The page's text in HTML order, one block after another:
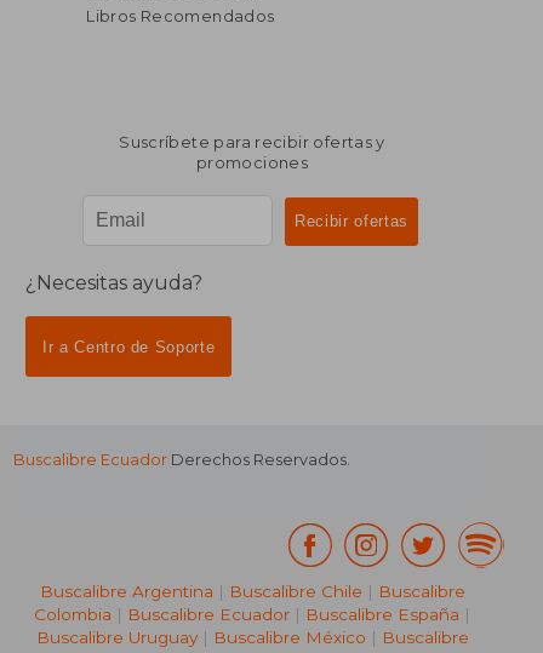
Libros Recomendados
Suscríbete para recibir ofertas y
promociones
¿Necesitas ayuda?
Ir a Centro de Soporte
Buscalibre Ecuador Derechos Reservados.
Buscalibre Argentina | Buscalibre Chile | Buscalibre
Colombia | Buscalibre Ecuador | Buscalibre España |
Buscalibre Uruguay| Buscalibre México | Buscalibre